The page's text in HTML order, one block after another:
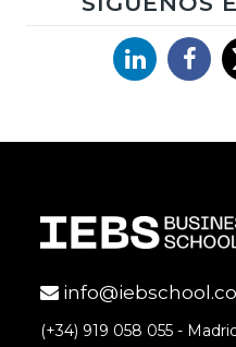
Accede para responder
Comparto una
líderes.http://ow.ly/
Linkedin X
(+34) 919 058 055 -